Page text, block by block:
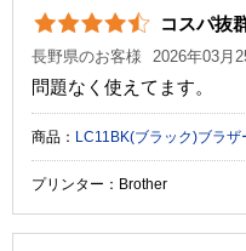
コスパ抜
長野県のお客様 2026年03月
問題なく使えてます。
商品： LC11BK(ブラック)ブラ
プリンター：Brother